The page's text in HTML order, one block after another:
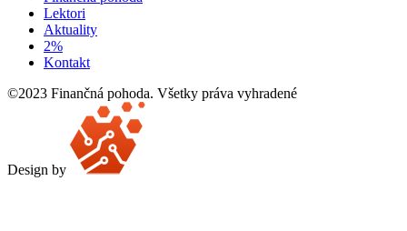
Lektori
Aktuality
2%
Kontakt
©2023 Finančná pohoda. Všetky práva vyhradené
Design by